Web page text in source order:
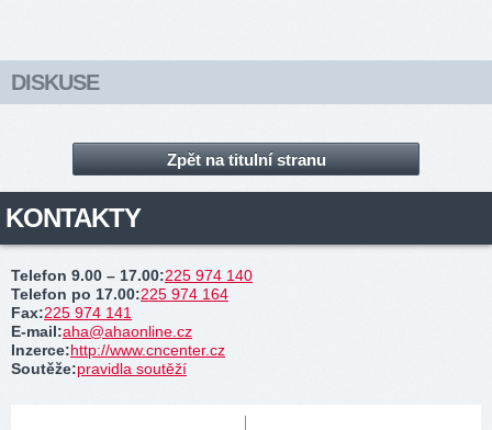
DISKUSE
Zpět na titulní stranu
KONTAKTY
Telefon 9.00 – 17.00:225 974 140
Telefon po 17.00:225 974 164
Fax:225 974 141
E-mail:aha@ahaonline.cz
Inzerce:http://www.cncenter.cz
Soutěže:pravidla soutěží